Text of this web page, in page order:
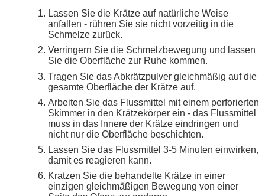
Lassen Sie die Krätze auf natürliche Weise
anfallen - rühren Sie sie nicht vorzeitig in die
Schmelze zurück.
Verringern Sie die Schmelzbewegung und lassen
Sie die Oberfläche zur Ruhe kommen.
Tragen Sie das Abkrätzpulver gleichmäßig auf die
gesamte Oberfläche der Krätze auf.
Arbeiten Sie das Flussmittel mit einem perforierten
Skimmer in den Krätzekörper ein - das Flussmittel
muss in das Innere der Krätze eindringen und
nicht nur die Oberfläche beschichten.
Lassen Sie das Flussmittel 3-5 Minuten einwirken,
damit es reagieren kann.
Kratzen Sie die behandelte Krätze in einer
einzigen gleichmäßigen Bewegung von einer